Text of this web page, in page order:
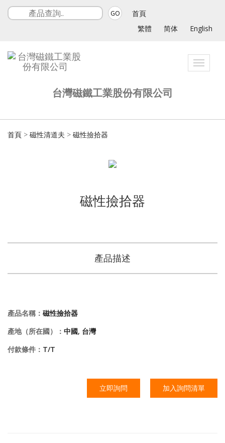
GO
首頁
繁體
简体 English
Toggle
台灣磁鐵工業股份有限公司
首頁 > 磁性清道夫 > 磁性撿拾器
磁性撿拾器
產品描述
產品名稱： 磁性撿拾器
產地（所在國）： 中國, 台灣
付款條件： T/T
立即詢問 加入詢問清單